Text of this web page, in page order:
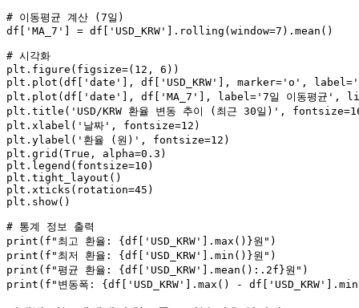
# 이동평균 계산 (7일)
df[ 'MA_7' ] = df[ 'USD_KRW' ].rolling(window=7 ).mean()
# 시각화
plt.figure(figsize=( 12 , 6 ))
plt.plot(df[ 'date' ], df[ 'USD_KRW' ], marker= 'o' , label=
plt.plot(df[ 'date' ], df[ 'MA_7' ], label= '7일 이동평균' ,
plt.title( 'USD/KRW 환율 변동 추이 (최근 30일)' , fontsize=
plt.xlabel( '날짜' , fontsize=12 )
plt.ylabel( '환율 (원)' , fontsize=12 )
plt.grid(True , alpha=0.3 )
plt.legend(fontsize=10 )
plt.tight_layout()
plt.xticks(rotation=45 )
plt.show()
# 통계 정보 출력
print ( f"최고 환율: {df[ 'USD_KRW' ]. max ()}원"
print ( f"최저 환율: {df[ 'USD_KRW' ]. min ()}원"
print ( f"평균 환율: {df[ 'USD_KRW' ].mean(): .2f}원"
print ( f"변동폭: {df[ 'USD_KRW' ]. max () - df[ 'USD_KRW' ]. min